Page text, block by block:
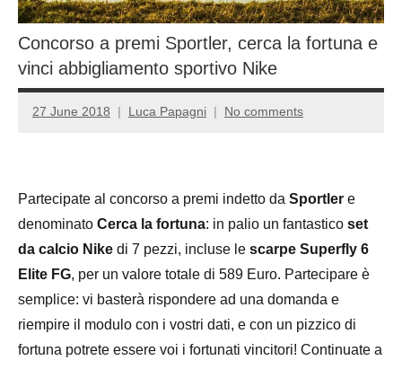
Concorso a premi Sportler, cerca la fortuna e
vinci abbigliamento sportivo Nike
27 June 2018 Luca Papagni No comments
Partecipate al concorso a premi indetto da Sportler e
denominato Cerca la fortuna: in palio un fantastico set
da calcio Nike di 7 pezzi, incluse le scarpe Superfly 6
Elite FG, per un valore totale di 589 Euro. Partecipare è
semplice: vi basterà rispondere ad una domanda e
riempire il modulo con i vostri dati, e con un pizzico di
fortuna potrete essere voi i fortunati vincitori! Continuate a